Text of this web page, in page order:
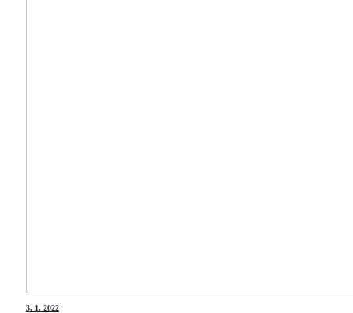
3. 1. 2022